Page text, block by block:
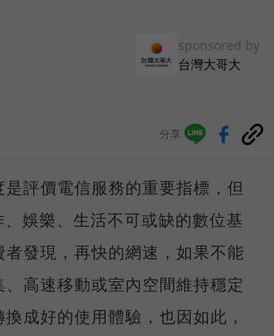
sponsored by
台灣大哥大
分享
評價電信服務的重要指標，但
娛樂、生活不可或缺的數位基
發現，再快的網速，如果不能
高速移動或室內空間維持穩定
成好的使用體驗，也因如此，